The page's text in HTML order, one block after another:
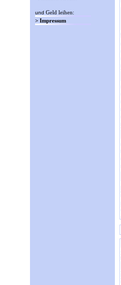
und Geld leihen:
> Impressum